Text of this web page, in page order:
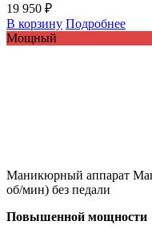
19 950 ₽
В корзину Подробнее
Мощный
Маникюрный аппарат
об/мин) без педали
Повышенной мощности